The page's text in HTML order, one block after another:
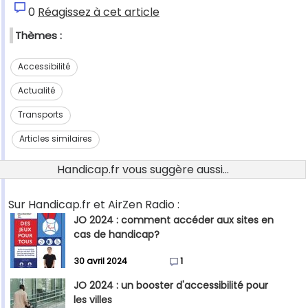
0 Réagissez à cet article
Thèmes :
Accessibilité
Actualité
Transports
Articles similaires
Handicap.fr vous suggère aussi...
Sur Handicap.fr et AirZen Radio :
JO 2024 : comment accéder aux sites en
cas de handicap?
30 avril 2024 1
JO 2024 : un booster d'accessibilité pour
les villes